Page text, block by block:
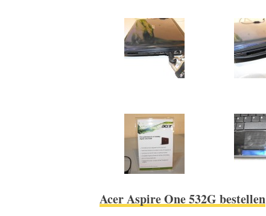
Acer Aspire One 532G bestellen